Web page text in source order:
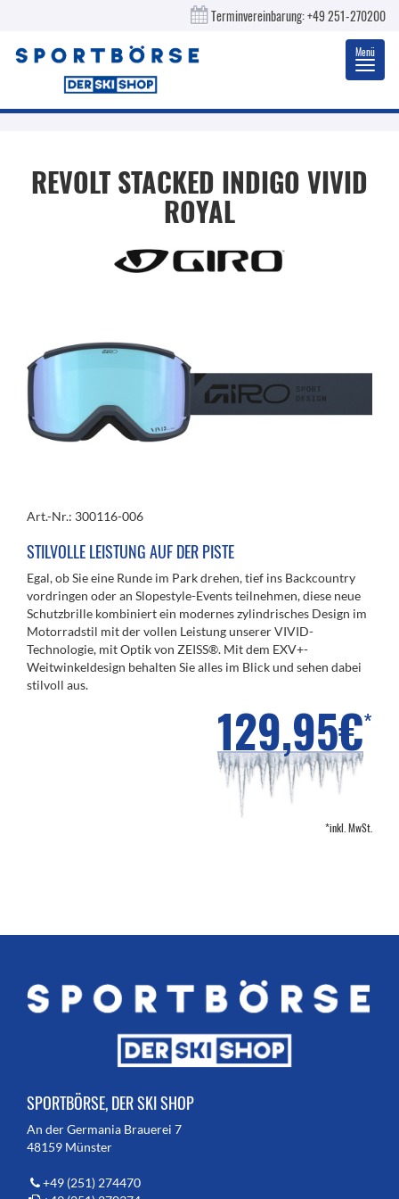
Terminvereinbarung:+49 251-270200
Menü
REVOLT STACKED INDIGO VIVID
ROYAL
Art.-Nr.: 300116-006
STILVOLLE LEISTUNG AUF DER PISTE
Egal, ob Sie eine Runde im Park drehen, tief ins Backcountry
vordringen oder an Slopestyle-Events teilnehmen, diese neue
Schutzbrille kombiniert ein modernes zylindrisches Design im
Motorradstil mit der vollen Leistung unserer VIVID-
Technologie, mit Optik von ZEISS®. Mit dem EXV+-
Weitwinkeldesign behalten Sie alles im Blick und sehen dabei
stilvoll aus.
129,95€*
*inkl. MwSt.
SPORTBÖRSE, DER SKI SHOP
An der Germania Brauerei 7
48159 Münster
+49 (251) 274470